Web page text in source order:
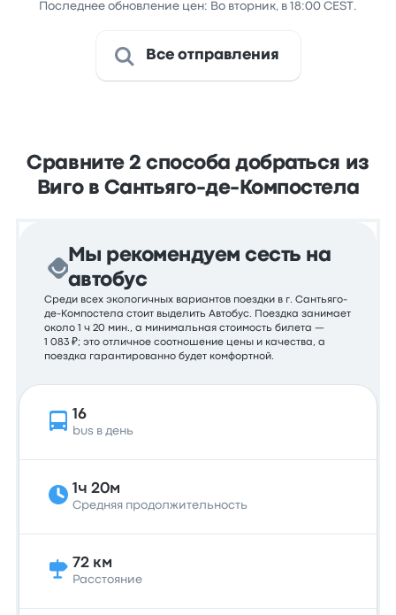
Последнее обновление цен: Во вторник, в 18:00 CEST.
Все отправления
Сравните 2 способа добраться из
Виго в Сантьяго-де-Компостела
Мы рекомендуем сесть на
автобус
Среди всех экологичных вариантов поездки в г. Сантьяго-
де-Компостела стоит выделить Автобус. Поездка занимает
около 1 ч 20 мин., а минимальная стоимость билета —
1 083 ₽; это отличное соотношение цены и качества, а
поездка гарантированно будет комфортной.
16
bus в день
1ч 20м
Средняя продолжительность
72 км
Расстояние